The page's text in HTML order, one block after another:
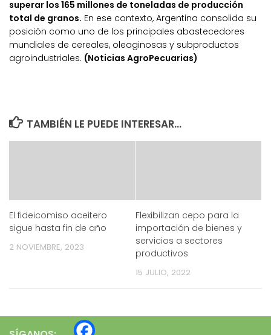
superar los 165 millones de toneladas de producción
total de granos. En ese contexto, Argentina consolida su
posición como uno de los principales abastecedores
mundiales de cereales, oleaginosas y subproductos
agroindustriales. (Noticias AgroPecuarias)
TAMBIÉN LE PUEDE INTERESAR...
El fideicomiso aceitero
sigue hasta fin de año
2 NOVIEMBRE, 2023
Flexibilizan cepo para la
importación de bienes y
servicios a sectores
productivos
15 JULIO, 2022